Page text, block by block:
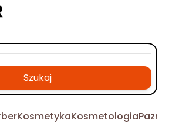
Szukaj
KosmetykaKosmetologia